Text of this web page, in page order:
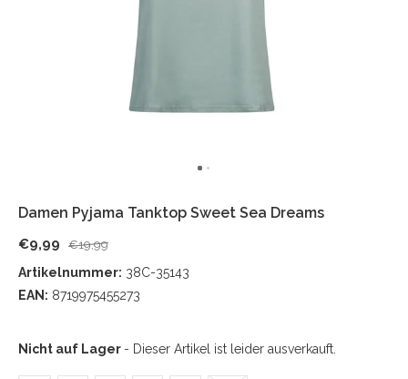
Damen Pyjama Tanktop Sweet Sea Dreams
€9,99 €19,99
Artikelnummer: 38C-35143
EAN: 8719975455273
Nicht auf Lager - Dieser Artikel ist leider ausverkauft.